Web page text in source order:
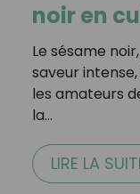
noir en
Le sésame
saveur
les amateurs
la…
LIRE LA